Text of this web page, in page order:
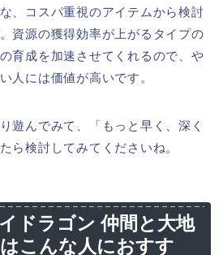
、コスパ重視のアイテムから検討
資源の獲得効率が上がるタイプの
育成を加速させてくれるので、や
人には価値が高いです。
遊んでみて、「もっと早く、深く
ら検討してみてくださいね。
ドラゴン 仲間と大地
こんな人におすす